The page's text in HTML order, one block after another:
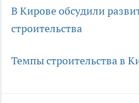
В Кирове обсудили
строительства
Темпы строительства в